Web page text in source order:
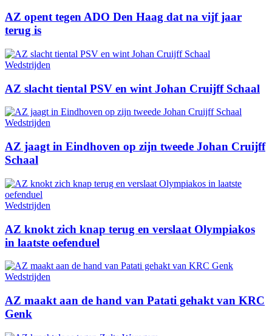
AZ opent tegen ADO Den Haag dat na vijf jaar
terug is
Wedstrijden
AZ slacht tiental PSV en wint Johan Cruijff Schaal
Wedstrijden
AZ jaagt in Eindhoven op zijn tweede Johan Cruijff
Schaal
Wedstrijden
AZ knokt zich knap terug en verslaat Olympiakos
in laatste oefenduel
Wedstrijden
AZ maakt aan de hand van Patati gehakt van KRC
Genk